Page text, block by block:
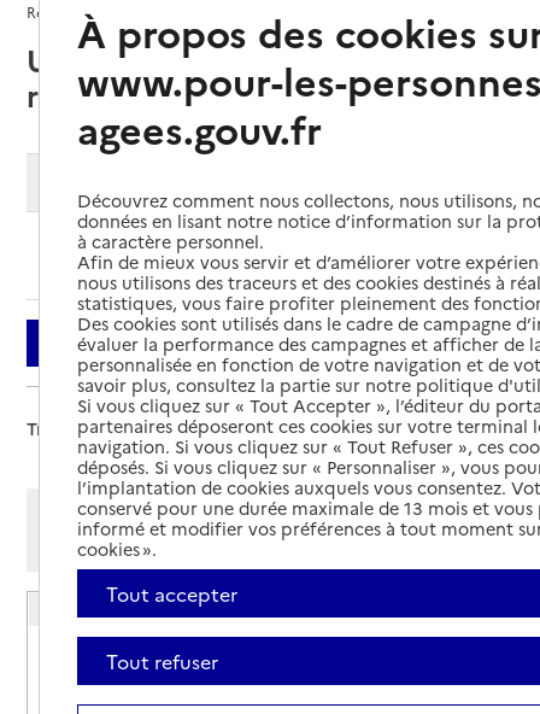
Résidence autonomie
Ussel (19200) : liste des
résidences autonomie
Ajouter cette recherche aux favoris
Filtrer
Trier par :
Afficher les résultats par:
Mode liste
Résidence autonomie Les Acacias
Adresse
7 boulevard de la Jaloustre
19200-Ussel
À propos des cookies
www.pour-les-
agees.gouv.fr
Découvrez comment nous collectons, nous utilisons,
données en lisant notre notice d’information sur la
à caractère personnel.
Afin de mieux vous servir et d’améliorer votre
nous utilisons des traceurs et des cookies destinés à
statistiques, vous faire profiter pleinement des
Des cookies sont utilisés dans le cadre de campagne
évaluer la performance des campagnes et afficher de
personnalisée en fonction de votre navigation et de
savoir plus, consultez la partie sur notre politique
Si vous cliquez sur « Tout Accepter », l’éditeur du
partenaires déposeront ces cookies sur votre terminal
navigation. Si vous cliquez sur « Tout Refuser », ces
déposés. Si vous cliquez sur « Personnaliser », vous
l’implantation de cookies auxquels vous consentez.
conservé pour une durée maximale de 13 mois et
informé et modifier vos préférences à tout moment
cookies ».
Tout accepter
Tout refuser